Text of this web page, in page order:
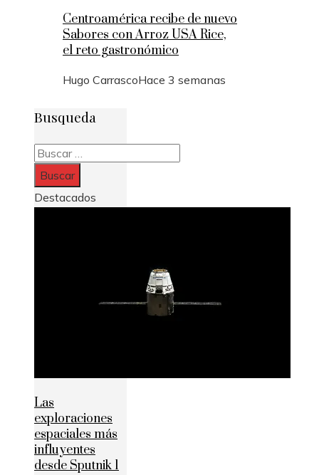
Centroamérica recibe de nuevo
Sabores con Arroz USA Rice,
el reto gastronómico
Hugo CarrascoHace 3 semanas
Busqueda
Buscar:
Destacados
Las
exploraciones
espaciales más
influyentes
desde Sputnik 1